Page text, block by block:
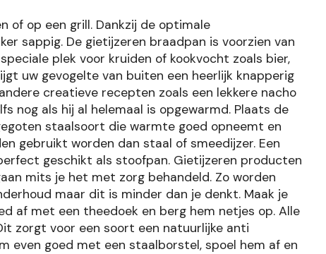
of op een grill. Dankzij de optimale
sappig. De gietijzeren braadpan is voorzien van
plek voor kruiden of kookvocht zoals bier,
uw gevogelte van buiten een heerlijk knapperig
creatieve recepten zoals een lekkere nacho
nog als hij al helemaal is opgewarmd. Plaats de
staalsoort die warmte goed opneemt en
gebruikt worden dan staal of smeedijzer. Een
geschikt als stoofpan. Gietijzeren producten
mits je het met zorg behandeld. Zo worden
maar dit is minder dan je denkt. Maak je
af met een theedoek en berg hem netjes op. Alle
zorgt voor een soort een natuurlijke anti
even goed met een staalborstel, spoel hem af en